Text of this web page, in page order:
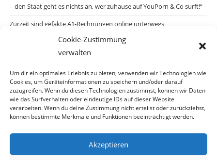
Cookie-Zustimmung
verwalten
Um dir ein optimales Erlebnis zu bieten, verwenden wir Technologien wie
Cookies, um Geräteinformationen zu speichern und/oder darauf
zuzugreifen. Wenn du diesen Technologien zustimmst, können wir Daten
wie das Surfverhalten oder eindeutige IDs auf dieser Website
verarbeiten. Wenn du deine Zustimmung nicht erteilst oder zurückziehst,
können bestimmte Merkmale und Funktionen beeinträchtigt werden.
Akzeptieren
– den Staat geht es nichts an, wer zuhause auf YouPorn & Co surft!“
Zurzeit sind gefakte A1-Rechnungen online unterwegs
Salzburgs Juden und ihre Sicherheit: „Erst nach einem Anschlag wäre
die Gefahr endlich konkret!“
Biologisches Wunder in Ceuta
Ein vermeintliches Abschiebemärchen
Archiv